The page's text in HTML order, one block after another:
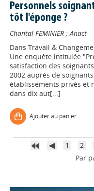
Personnels
tôt l'éponge ?
Chantal FEMINIER ;Anact
Dans Travail &
Une enquête intitulée
satisfaction des
2002 auprès de
établissements privés et
dans dix aut[...]
Ajouter au panier
1 2
Par
Appels à